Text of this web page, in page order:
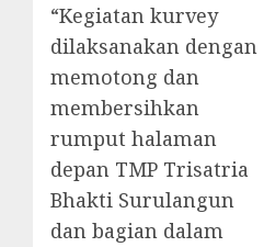
“Kegiatan kurvey
dilaksanakan dengan
memotong dan
membersihkan
rumput halaman
depan TMP Trisatria
Bhakti Surulangun
dan bagian dalam